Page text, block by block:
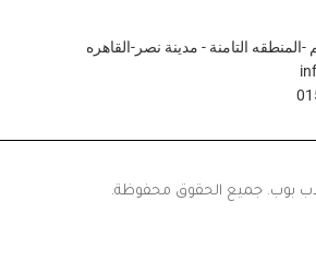
المنطقه التامنة - مدينة نصر-القاهره